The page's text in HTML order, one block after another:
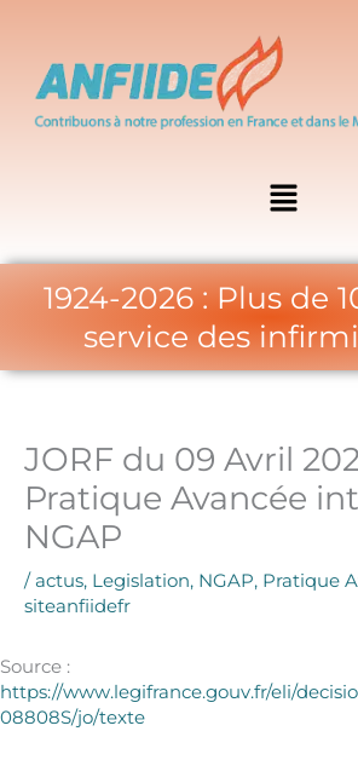
contenu
Menu
1924-2026 : Plus de
service des
JORF du 09 Avril
Pratique Avancée
NGAP
/actus, Legislation, NGAP, Pratique
siteanfiidefr
Source :
https://www.legifrance.gouv.fr/eli/
08808S/jo/texte